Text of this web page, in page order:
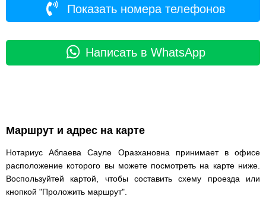
Показать номера телефонов
Написать в WhatsApp
Маршрут и адрес на карте
Нотариус Аблаева Сауле Оразхановна принимает в офисе
расположение которого вы можете посмотреть на карте ниже.
Воспользуйтей картой, чтобы составить схему проезда или
кнопкой "Проложить маршрут".